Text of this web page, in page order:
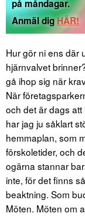
på måndagar.
Anmäl digHÄR!
Hur gör ni ens där
hjärnvalvet
gå ihop sig när
När
och det är dags att
har jag ju såklart
hemmaplan, som
förskoletider, och
ogärna stannar
inte, för det finns
beaktning. Som
Möten. Möten om